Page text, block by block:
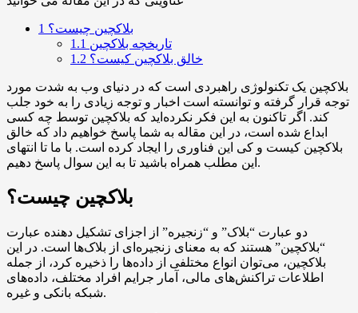
1 بلاکچین چیست؟
1.1 تاریخچه بلاکچین
1.2 خالق بلاکچین کیست؟
بلاکچین یک تکنولوژی راهبردی است که در دنیای وب به شدت مورد
توجه قرار گرفته و توانسته است اخبار و توجه زیادی را به خود جلب
کند. اگر تاکنون به این فکر نکرده‌اید که بلاکچین توسط چه کسی
ابداع شده است، در این مقاله به شما پاسخ خواهیم داد که خالق
بلاکچین کیست و کی این فناوری را ایجاد کرده است. با ما تا انتهای
این مطلب همراه باشید تا به این سوال پاسخ دهیم.
بلاکچین چیست؟
دو عبارت “بلاک” و “زنجیره” از اجزای تشکیل دهنده عبارت
“بلاکچین” هستند که به معنای زنجیره‌ای از بلاک‌ها است. در این
بلاکچین، می‌توان انواع مختلفی از داده‌ها را ذخیره کرد، از جمله
اطلاعات تراکنش‌های مالی، آمار جرایم افراد مختلف، داده‌های
شبکه بانکی و غیره.